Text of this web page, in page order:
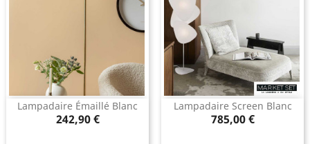
Lampadaire Émaillé Blanc
Prix
242,90 €
Lampadaire Screen Blanc
Prix
785,00 €